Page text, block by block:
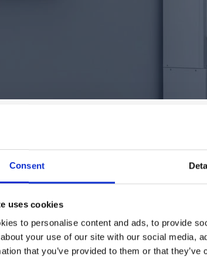
Consent
uses cookies
to personalise content and ads, to provide
your use of our site with our social media,
that you’ve provided to them or that
of laten
KlimaLand